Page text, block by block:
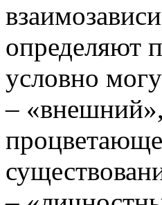
определяют
условно
–